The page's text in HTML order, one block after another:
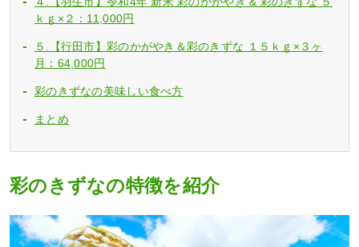
ｋｇ×２：11,000円
５.【行田市】彩のかがやき＆彩のきずな １５ｋｇ×３ヶ
月：64,000円
彩のきずなの美味しい食べ方
まとめ
彩のきずなの特徴を紹介